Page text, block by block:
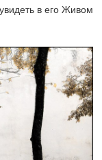
в его Живом